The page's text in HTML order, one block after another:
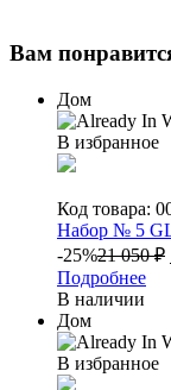
Вам
Дом
В избранное
Код товара:
Набор № 5
-25%21 050₽
Подробнее
В наличии
Дом
В избранное